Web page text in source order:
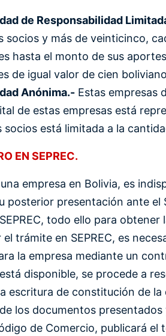
de Responsabilidad
socios y más de veinticinco,
hasta el monto de sus
de igual valor de cien
Anónima.- Estas empresas
de estas empresas está
socios está limitada a la
EN SEPREC.
empresa en Bolivia, es
posterior presentación ante el
todo ello para obtener
el trámite en SEPREC, es
la empresa mediante un
disponible, se procede a
escritura de constitución de la
los documentos
de Comercio, publicará